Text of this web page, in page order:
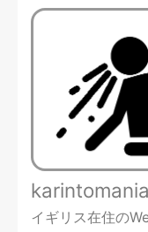
karintomania
イギリス在住の